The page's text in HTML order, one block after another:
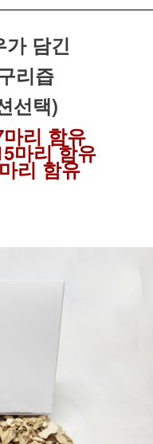
가 담긴
리즙
선택)
리 함유
마리 함유
리 함유